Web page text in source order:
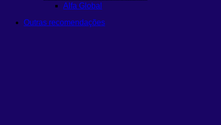
Alfa Global
Outras recomendações